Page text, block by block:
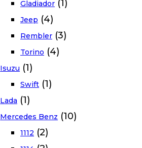
Gladiador (1)
Jeep (4)
Rembler (3)
Torino (4)
Isuzu (1)
Swift (1)
Lada (1)
Mercedes Benz (10)
1112 (2)